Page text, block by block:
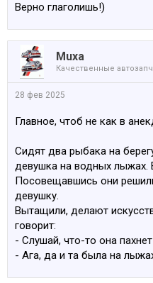
Верно глаголишь!)
Muxa
Качественные
28 фев 2025
Главное, чтоб не как в
Сидят два рыбака на
девушка на водных лыжах.
Посовещавшись они
девушку.
Вытащили, делают
говорит:
- Слушай, что-то она
- Ага, да и та была на